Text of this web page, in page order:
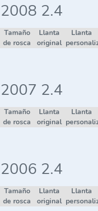
2008 2.4
Tamaño
de rosca
Llanta
original
Llanta
2007 2.4
Tamaño
de rosca
Llanta
original
Llanta
2006 2.4
Tamaño
de rosca
Llanta
original
Llanta